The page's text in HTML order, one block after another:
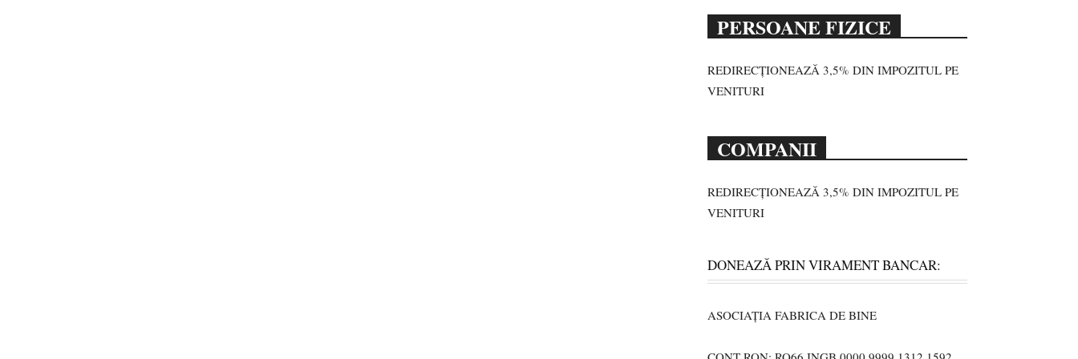
PERSOANE FIZICE
REDIRECȚIONEAZĂ 3,5% DIN IMPOZITUL PE
VENITURI
COMPANII
REDIRECȚIONEAZĂ 3,5% DIN IMPOZITUL PE
VENITURI
DONEAZĂ PRIN VIRAMENT BANCAR:
ASOCIAȚIA FABRICA DE BINE